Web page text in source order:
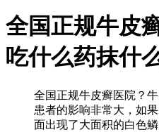
全国正规牛皮
吃什么药抹什
全国正规牛皮癣医院？
患者的影响非常大，如
面出现了大面积的白色